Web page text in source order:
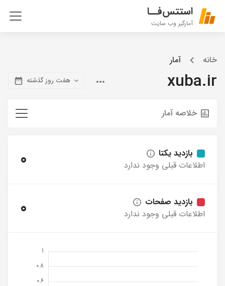
استتس‌فــا
آمارگیر وب سایت
خانه آمار
xuba.ir هفت روز گذشته
خلاصه آمار
بازدید یکتا
اطلاعات قبلی وجود ندارد
0
بازدید صفحات
اطلاعات قبلی وجود ندارد
0